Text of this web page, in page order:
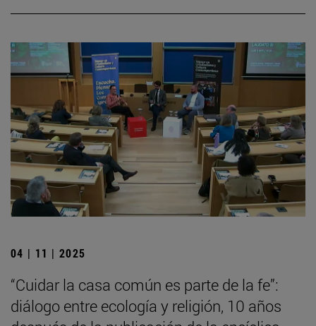
04 | 11 | 2025
“Cuidar la casa común es parte de la fe”:
diálogo entre ecología y religión, 10 años